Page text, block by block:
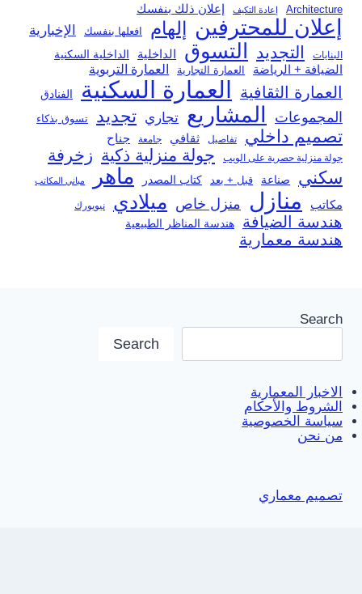
Architecture إعادة التكيف إعلان ذلك بنفسك
إعلان للمحترفين إلهام افعلها بنفسك الإخبارية
البنايات التجديد التسوق الداخلية الداخلية السكنية
الضيافة + الرياضة العمارة التجارية العمارة التربوية
العمارة الثقافية العمارة السكنية الفنادق
المجموعات المشاريع تجاري تجديد تسوق بذكاء
تصميم داخلي تفاصيل ثقافي جامعة جناح
جولة منزلية حصرية على الويب جولة منزلية ذكية زخرفة
سكني صناعة قبل + بعد كتاب المصدر ماهر مباني المكاتب
مكاتب منازل منزل خاص ميلادي نيويورك
هندسة الضيافة هندسة المناظر الطبيعية
هندسة معمارية
Search
Search
الاخبار المعمارية
الشروط والأحكام
سياسة الخصوصية
من نحن
تصميم معماري